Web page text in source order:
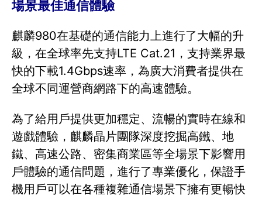
場景最佳通信體驗
麒麟980在基礎的通信能力上進行了大幅的升
級，在全球率先支持LTE Cat.21，支持業界最
快的下載1.4Gbps速率，為廣大消費者提供在
全球不同運營商網路下的高速體驗。
為了給用戶提供更加穩定、流暢的實時在線和
遊戲體驗，麒麟晶片團隊深度挖掘高鐵、地
鐵、高速公路、密集商業區等全場景下影響用
戶體驗的通信問題，進行了專業優化，保證手
機用戶可以在各種複雜通信場景下擁有更暢快